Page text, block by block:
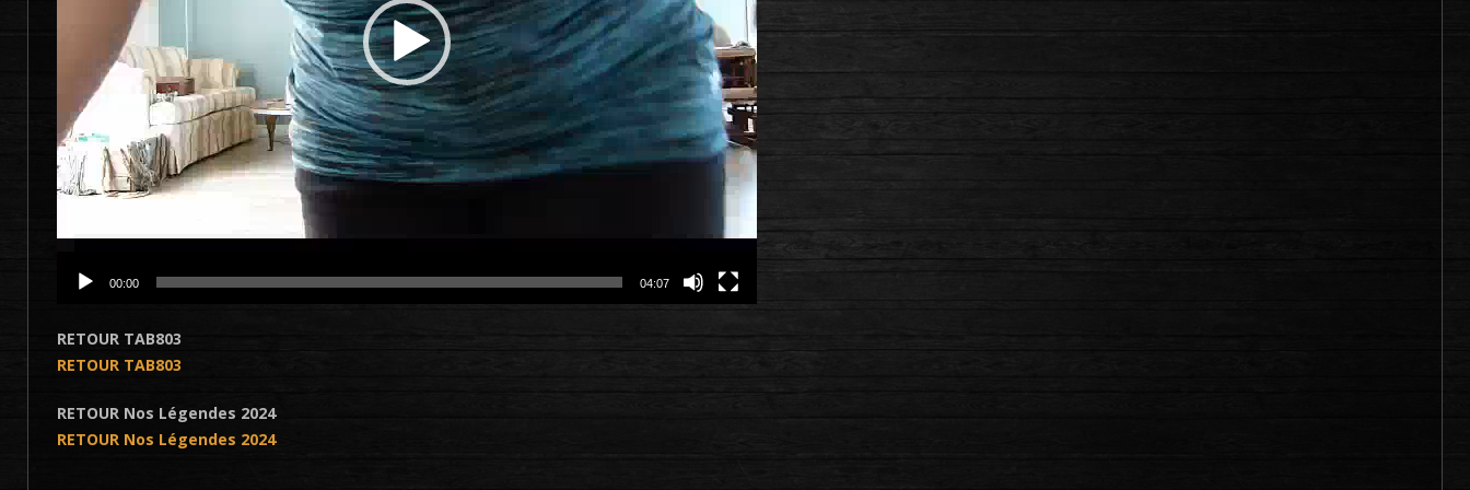
00:00 04:07
RETOUR TAB803
RETOUR TAB803
RETOUR Nos Légendes 2024
RETOUR Nos Légendes 2024